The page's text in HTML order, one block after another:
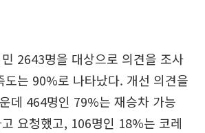
2643명을 대상으로 의견을 조사
도는 90%로 나타났다. 개선 의견을
데 464명인 79%는 재승차 가능
요청했고, 106명인 18%는 코레